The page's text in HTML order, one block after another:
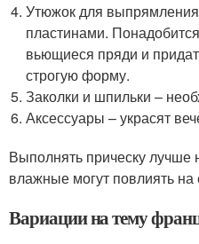
Утюжок для
пластинами.
вьющиеся пряди и
строгую форму.
Заколки и шпильки –
Аксессуары – украсят
Выполнять прическу лучше
влажные могут повлиять
Вариации на тему